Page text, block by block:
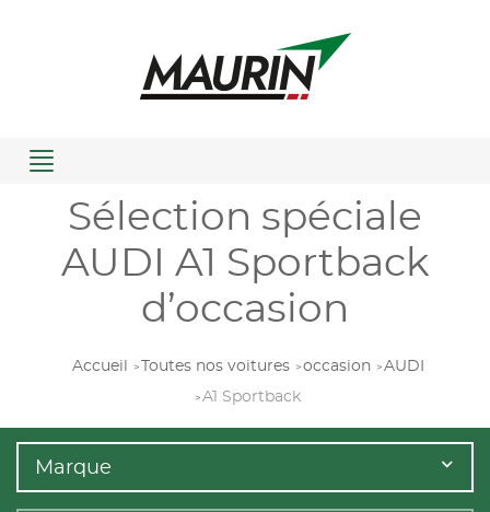
Menu
Sélection spéciale
AUDI A1 Sportback
d’occasion
Accueil Toutes nos voitures occasion
AUDI
A1 Sportback
Marque